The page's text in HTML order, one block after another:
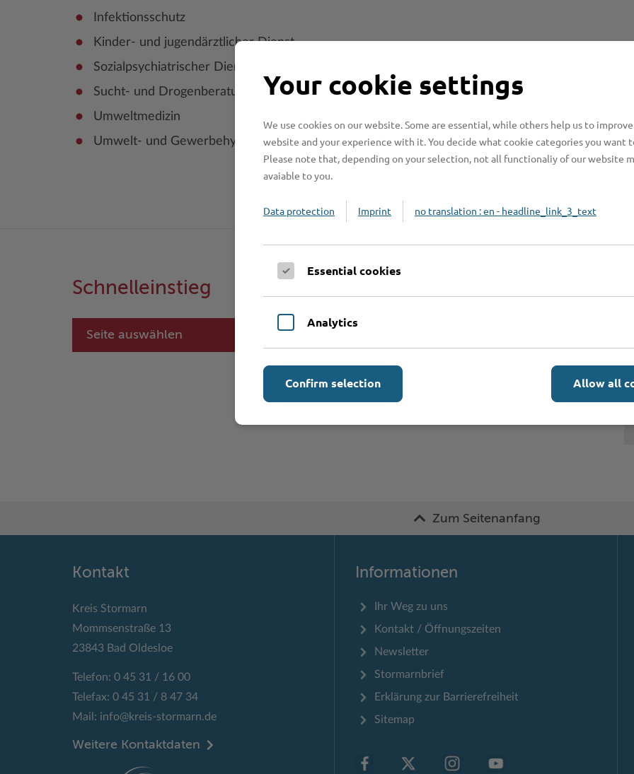
Infektionsschutz
Kinder- und jugendärztlicher Dienst
Sozialpsychiatrischer Dienst
Sucht- und Drogenberatung
Umweltmedizin
Umwelt- und Gewerbehygiene
Schnelleinstieg
Seite auswählen
Formulare
Zum Seitenanfang
Kontakt
Kreis Stormarn
Mommsenstraße 13
23843 Bad Oldesloe
Telefon: 0 45 31 / 16 00
Telefax: 0 45 31 / 8 47 34
Mail: info@kreis-stormarn.de
Weitere Kontaktdaten
Informationen
Ihr Weg zu uns
Kontakt / Öffnungszeiten
Newsletter
Stormarnbrief
Erklärung zur Barrierefreiheit
Sitemap
Your cookie settings
We use cookies on our website. Some are essential, while others help us to
website and your experience with it. You decide what cookie categories you want
Please note that, depending on your selection, not all functionaliy of our website
avaiable to you.
Data protection Imprint no translation : en - headline_link_3_text
Essential cookies
Analytics
Allow all
Confirm selection